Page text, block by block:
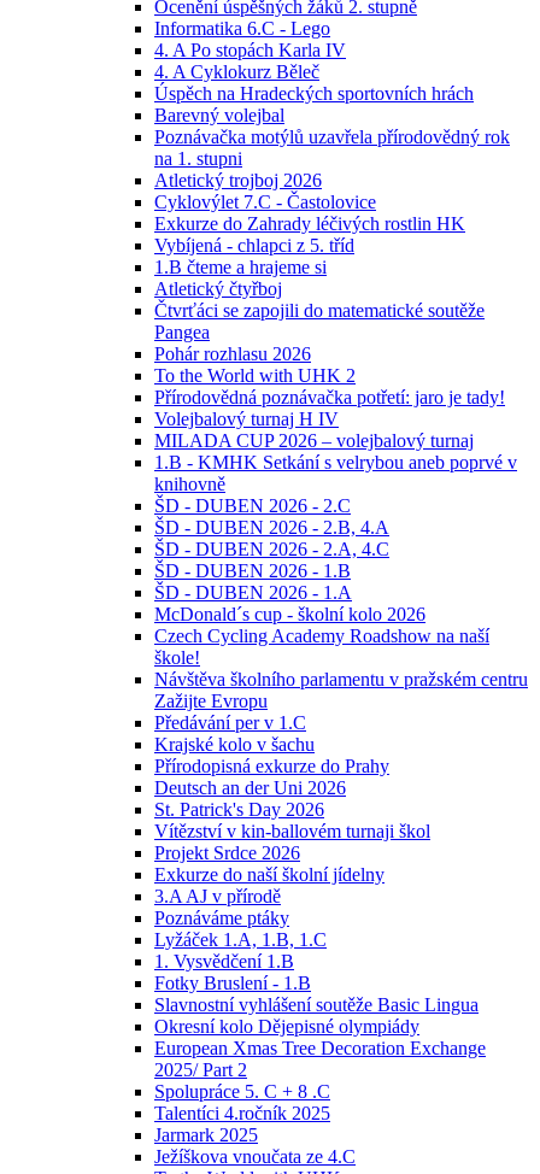
Ocenění úspěšných žáků 2. stupně
Informatika 6.C - Lego
4. A Po stopách Karla IV
4. A Cyklokurz Běleč
Úspěch na Hradeckých sportovních hrách
Barevný volejbal
Poznávačka motýlů uzavřela přírodovědný rok
na 1. stupni
Atletický trojboj 2026
Cyklovýlet 7.C - Častolovice
Exkurze do Zahrady léčivých rostlin HK
Vybíjená - chlapci z 5. tříd
1.B čteme a hrajeme si
Atletický čtyřboj
Čtvrťáci se zapojili do matematické soutěže
Pangea
Pohár rozhlasu 2026
To the World with UHK 2
Přírodovědná poznávačka potřetí: jaro je tady!
Volejbalový turnaj H IV
MILADA CUP 2026 – volejbalový turnaj
1.B - KMHK Setkání s velrybou aneb poprvé v
knihovně
ŠD - DUBEN 2026 - 2.C
ŠD - DUBEN 2026 - 2.B, 4.A
ŠD - DUBEN 2026 - 2.A, 4.C
ŠD - DUBEN 2026 - 1.B
ŠD - DUBEN 2026 - 1.A
McDonald´s cup - školní kolo 2026
Czech Cycling Academy Roadshow na naší
škole!
Návštěva školního parlamentu v pražském centru
Zažijte Evropu
Předávání per v 1.C
Krajské kolo v šachu
Přírodopisná exkurze do Prahy
Deutsch an der Uni 2026
St. Patrick's Day 2026
Vítězství v kin-ballovém turnaji škol
Projekt Srdce 2026
Exkurze do naší školní jídelny
3.A AJ v přírodě
Poznáváme ptáky
Lyžáček 1.A, 1.B, 1.C
1. Vysvědčení 1.B
Fotky Bruslení - 1.B
Slavnostní vyhlášení soutěže Basic Lingua
Okresní kolo Dějepisné olympiády
European Xmas Tree Decoration Exchange
2025/ Part 2
Spolupráce 5. C + 8 .C
Talentíci 4.ročník 2025
Jarmark 2025
Ježíškova vnoučata ze 4.C